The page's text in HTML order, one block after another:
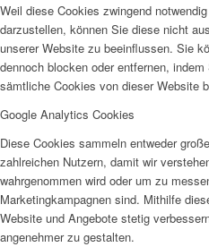
Weil diese Cookies zwingend
darzustellen, können Sie diese nicht
unserer Website zu beeinflussen. Sie
dennoch blocken oder entfernen,
sämtliche Cookies von dieser Website
Google Analytics Cookies
Diese Cookies sammeln entweder
zahlreichen Nutzern, damit wir
wahrgenommen wird oder um zu
Marketingkampagnen sind. Mithilfe
Website und Angebote stetig
angenehmer zu gestalten.